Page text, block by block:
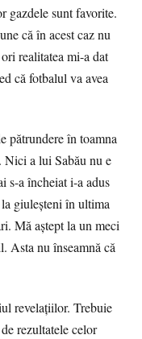
gazdele sunt favorite.
că în acest caz nu
realitatea mi-a dat
că fotbalul va avea
pătrundere în toamna
Nici a lui Sabău nu e
s-a încheiat i-a adus
giuleșteni în ultima
Mă aștept la un meci
Asta nu înseamnă că
revelațiilor. Trebuie
rezultatele celor